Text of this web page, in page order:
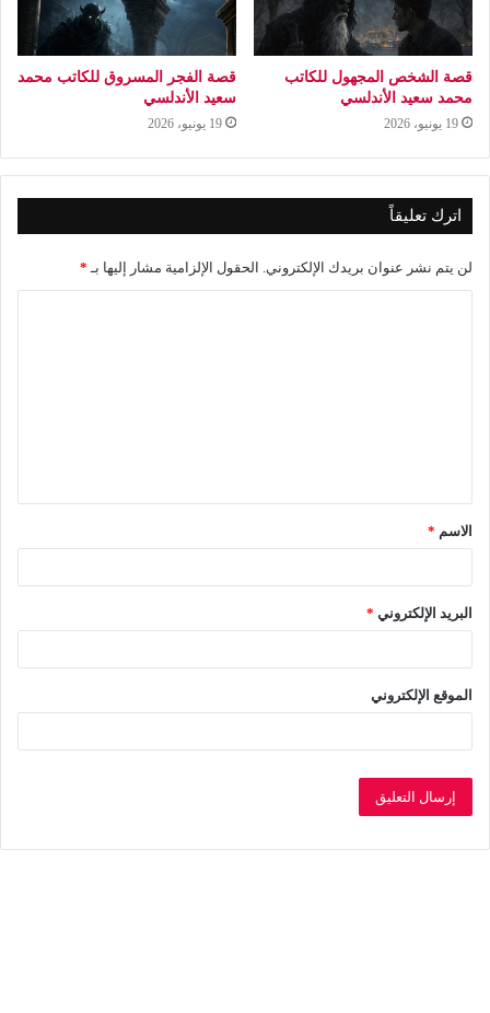
قصة الشخص المجهول للكاتب
محمد سعيد الأندلسي
19 يونيو، 2026
قصة الفجر المسروق للكاتب محمد
سعيد الأندلسي
19 يونيو، 2026
اترك تعليقاً
لن يتم نشر عنوان بريدك الإلكتروني. الحقول الإلزامية مشار إليها بـ *
ق
*الاسم *
البريد الإلكتروني *
الموقع الإلكتروني